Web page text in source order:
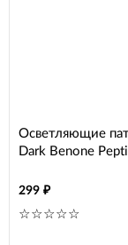
Осветляющие
Dark Benone
299